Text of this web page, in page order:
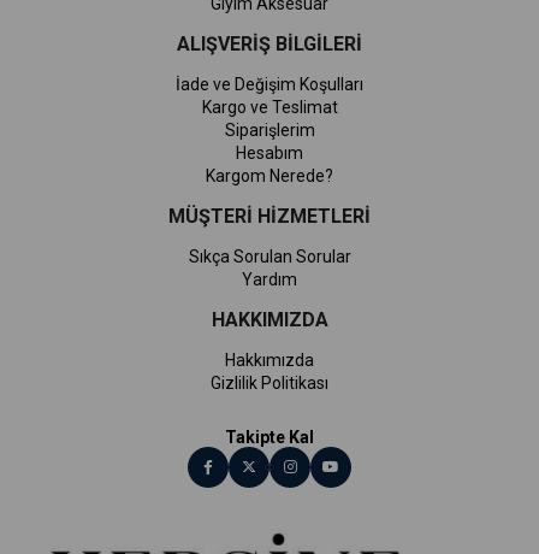
ALIŞVERİŞ BİLGİLERİ
İade ve Değişim Koşulları
Kargo ve Teslimat
Siparişlerim
Hesabım
Kargom Nerede?
MÜŞTERİ HİZMETLERİ
Sıkça Sorulan Sorular
Yardım
HAKKIMIZDA
Hakkımızda
Gizlilik Politikası
Takipte Kal